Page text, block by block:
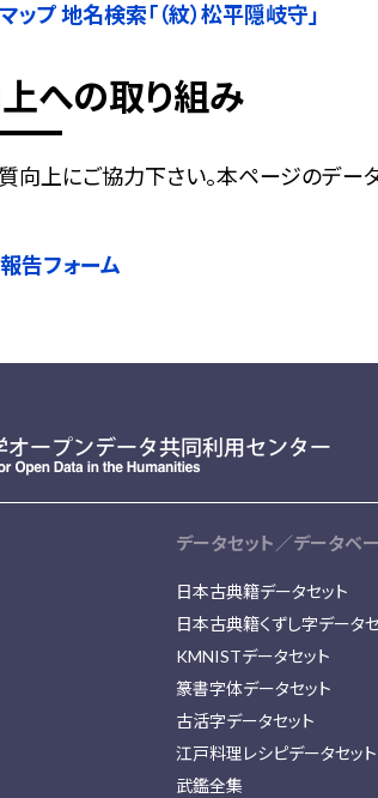
ップ 地名検索「（紋）松平隠岐守」
への取り組み
向上にご協力下さい。本ページのデー
告フォーム
データセット／データベ
日本古典籍データセット
日本古典籍くずし字データ
KMNISTデータセット
篆書字体データセット
古活字データセット
江戸料理レシピデータセット
武鑑全集